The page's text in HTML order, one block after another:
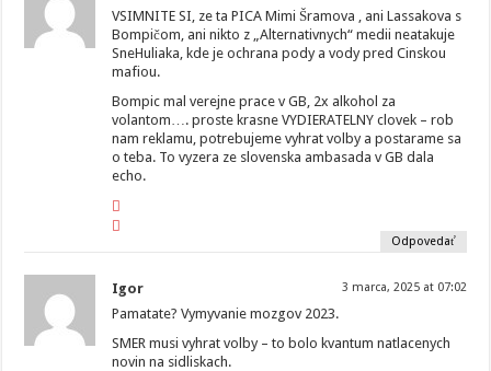
VSIMNITE SI, ze ta PICA Mimi Šramova , ani Lassakova s
Bompičom, ani nikto z „Alternativnych“ medii neatakuje
SneHuliaka, kde je ochrana pody a vody pred Cinskou
mafiou.
Bompic mal verejne prace v GB, 2x alkohol za
volantom…. proste krasne VYDIERATELNY clovek – rob
nam reklamu, potrebujeme vyhrat volby a postarame sa
o teba. To vyzera ze slovenska ambasada v GB dala
echo.
Odpovedať
Igor 3 marca, 2025 at 07:02
Pamatate? Vymyvanie mozgov 2023.
SMER musi vyhrat volby – to bolo kvantum natlacenych
novin na sidliskach.